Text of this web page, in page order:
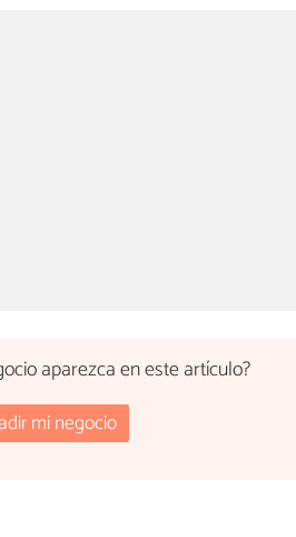
aparezca en este artículo?
mi negocio